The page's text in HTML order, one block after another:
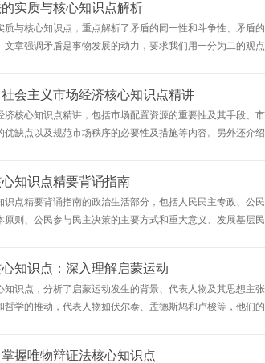
实质与核心知识点解析
质与核心知识点，重点解析了矛盾的同一性和斗争性、矛盾
文章强调矛盾是事物发展的动力，要求我们用一分为二的观
还提到了矛盾的普遍性与特殊性在一定条件下相
会主义市场经济核心知识点精讲
济核心知识点精讲，包括市场配置资源的重要性及其手段、
优缺点以及规范市场秩序的必要性及措施等内容。另外还介
知识点精要背诵指南
识点精要背诵指南的政治生活部分，包括人民民主专政、公
原则、公民参与民主决策的主要方式和重大意义、发展基层
知识点：深入理解启蒙运动
知识点，分析了启蒙运动发生的背景、代表人物及其思想主
哲学的推动，代表人物如伏尔泰、孟德斯鸠和卢梭等，他们
进行了猛烈抨击，为后来的民主和科学时代奠
握唯物辩证法核心知识点